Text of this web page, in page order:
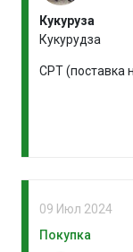
Кукуруза
Кукурудза
CPT (поставка
09 Июл 2024
Покупка